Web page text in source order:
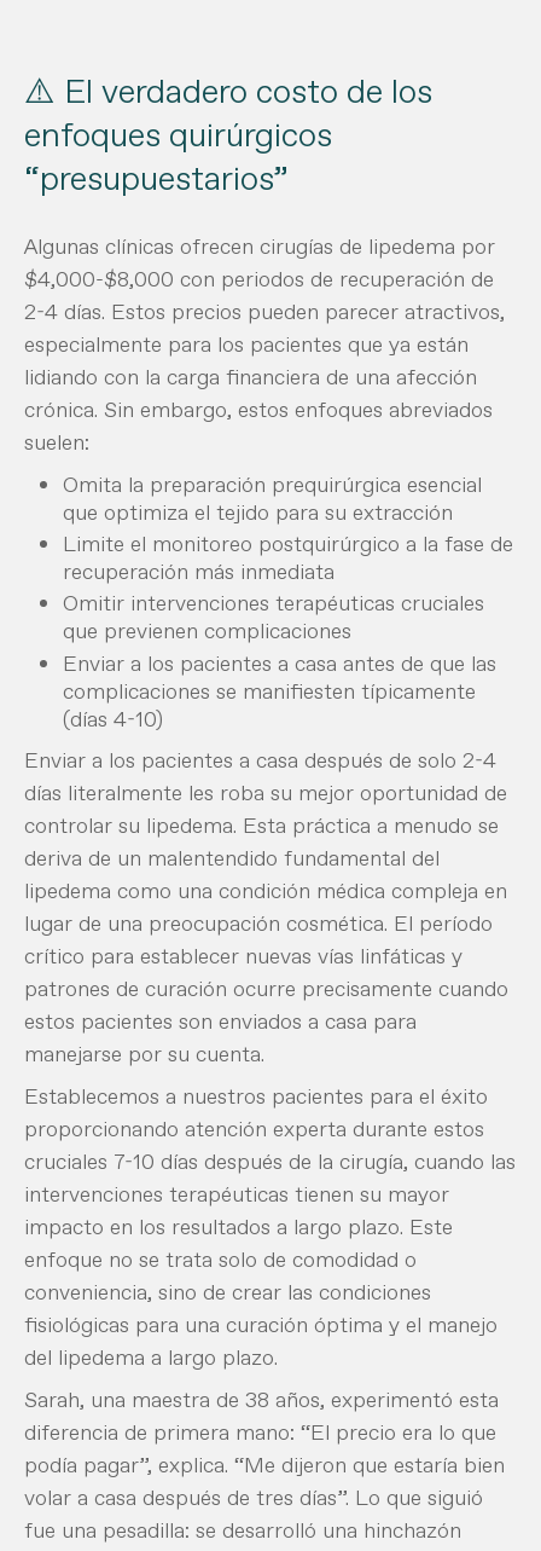
⚠️ El verdadero costo de los
enfoques quirúrgicos
“presupuestarios”
Algunas clínicas ofrecen cirugías de lipedema por
$4,000-$8,000 con periodos de recuperación de
2-4 días. Estos precios pueden parecer atractivos,
especialmente para los pacientes que ya están
lidiando con la carga financiera de una afección
crónica. Sin embargo, estos enfoques abreviados
suelen:
Omita la preparación prequirúrgica esencial
que optimiza el tejido para su extracción
Limite el monitoreo postquirúrgico a la fase de
recuperación más inmediata
Omitir intervenciones terapéuticas cruciales
que previenen complicaciones
Enviar a los pacientes a casa antes de que las
complicaciones se manifiesten típicamente
(días 4-10)
Enviar a los pacientes a casa después de solo 2-4
días literalmente les roba su mejor oportunidad de
controlar su lipedema. Esta práctica a menudo se
deriva de un malentendido fundamental del
lipedema como una condición médica compleja en
lugar de una preocupación cosmética. El período
crítico para establecer nuevas vías linfáticas y
patrones de curación ocurre precisamente cuando
estos pacientes son enviados a casa para
manejarse por su cuenta.
Establecemos a nuestros pacientes para el éxito
proporcionando atención experta durante estos
cruciales 7-10 días después de la cirugía, cuando las
intervenciones terapéuticas tienen su mayor
impacto en los resultados a largo plazo. Este
enfoque no se trata solo de comodidad o
conveniencia, sino de crear las condiciones
fisiológicas para una curación óptima y el manejo
del lipedema a largo plazo.
Sarah, una maestra de 38 años, experimentó esta
diferencia de primera mano: “El precio era lo que
podía pagar”, explica. “Me dijeron que estaría bien
volar a casa después de tres días”. Lo que siguió
fue una pesadilla: se desarrolló una hinchazón